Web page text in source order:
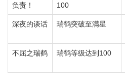
负责！
100
深夜的谈话 瑞鹤突破至满星
不屈之瑞鹤 瑞鹤等级达到100